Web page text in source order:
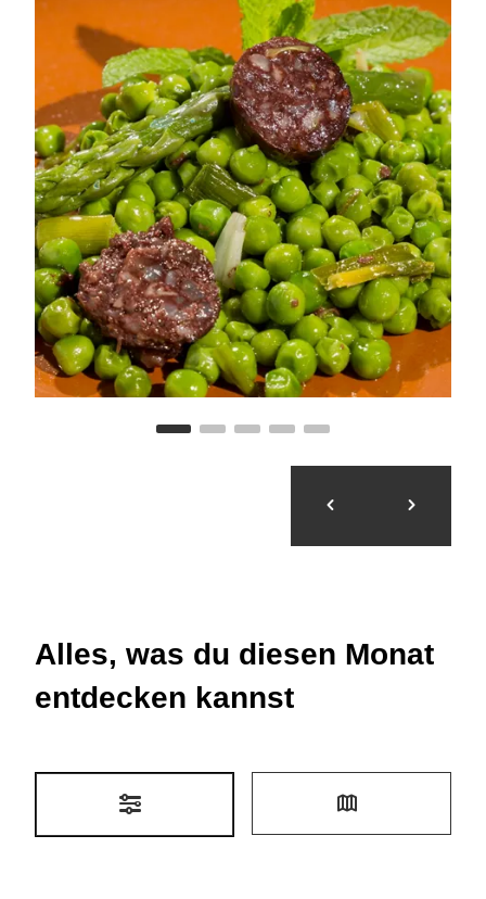
Alles, was du diesen Monat
entdecken kannst